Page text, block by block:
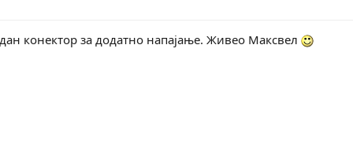
конектор за додатно напајање. Живео Максвел